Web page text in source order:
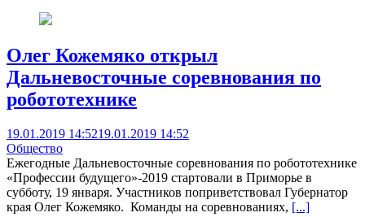
Олег Кожемяко открыл
Дальневосточные соревнования по
робототехнике
19.01.2019 14:5219.01.2019 14:52
Общество
Ежегодные Дальневосточные соревнования по робототехнике
«Профессии будущего»-2019 стартовали в Приморье в
субботу, 19 января. Участников поприветствовал Губернатор
края Олег Кожемяко. Команды на соревнованиях, [...]